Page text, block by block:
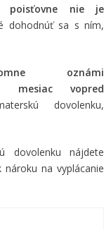
poisťovne nie je
dohodnúť sa s ním,
oznámi
mesiac vopred
dovolenku,
dovolenku nájdete
nároku na vyplácanie